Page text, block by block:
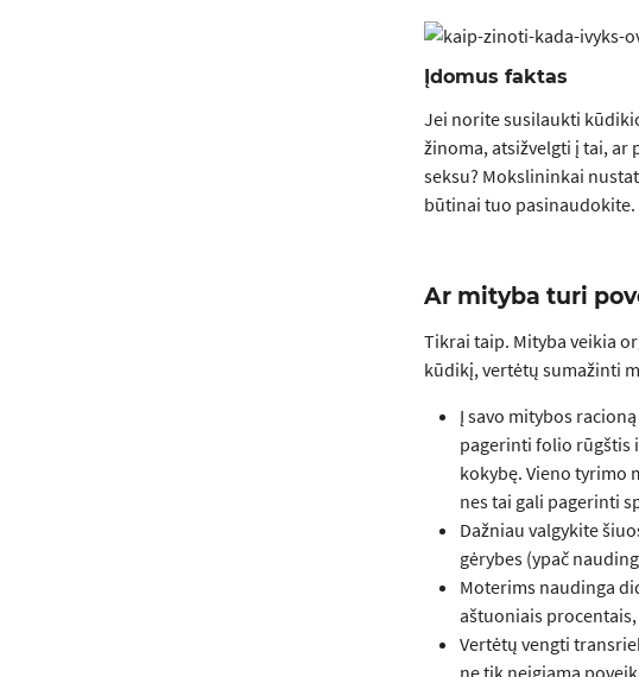
Įdomus faktas
Jei norite susilaukti
žinoma, atsižvelgti į tai, ar
seksu? Mokslininkai
būtinai tuo pasinaudokite.
Ar mityba turi
Tikrai taip. Mityba veikia
kūdikį, vertėtų sumažinti
Į savo mitybos
pagerinti folio rūgštis
kokybę. Vieno tyrimo
nes tai gali pagerinti
Dažniau valgykite
gėrybes (ypač
Moterims naudinga
aštuoniais
Vertėtų vengti